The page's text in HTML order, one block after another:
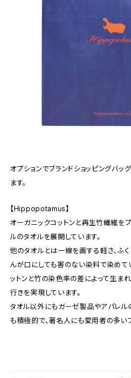
オプションでブランドショッピングバッ
ます。
【Hippopotamus】
オーガニックコットンと再生竹繊維を
ルのタオルを展開しています。
他のタオルとは一線を画する軽さ、ふく
んが口にしても害のない染料で染めて
ットンと竹の染色率の差によって生ま
行きを実現しています。
タオル以外にもガーゼ製品やアパレル
も積極的で、著名人にも愛用者の多いブ